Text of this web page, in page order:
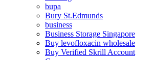
bupa
Bury St.Edmunds
business
Business Storage Singapore
Buy levofloxacin wholesale
Buy Verified Skrill Account